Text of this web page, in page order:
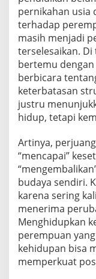
pernikahan usia
terhadap
masih menjadi
terselesaikan.
bertemu dengan
berbicara
keterbatasan
justru
hidup, tetapi
Artinya,
“mencapai”
budaya sendiri.
karena sering
menerima
Menghidupkan
perempuan
kehidupan bisa
memperkuat